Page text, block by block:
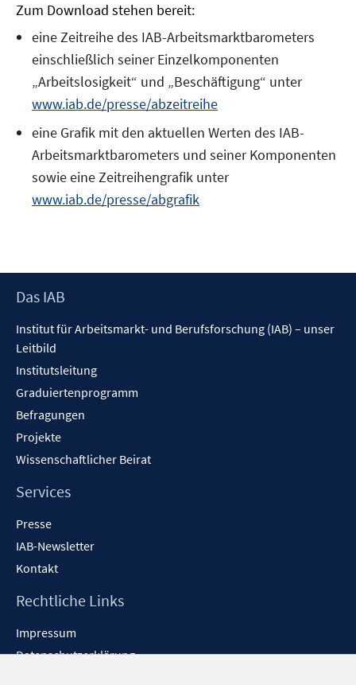
Zum Download stehen bereit:
eine Zeitreihe des IAB-Arbeitsmarktbarometers
einschließlich seiner Einzelkomponenten
„Arbeitslosigkeit“ und „Beschäftigung“ unter
www.iab.de/presse/abzeitreihe
eine Grafik mit den aktuellen Werten des IAB-
Arbeitsmarktbarometers und seiner Komponenten
sowie eine Zeitreihengrafik unter
www.iab.de/presse/abgrafik
Footer
Das IAB
Institut für Arbeitsmarkt- und Berufsforschung (IAB) – unser
Leitbild
Institutsleitung
Graduiertenprogramm
Befragungen
Projekte
Wissenschaftlicher Beirat
Services
Presse
IAB-Newsletter
Kontakt
Rechtliche Links
Impressum
Datenschutzerklärung